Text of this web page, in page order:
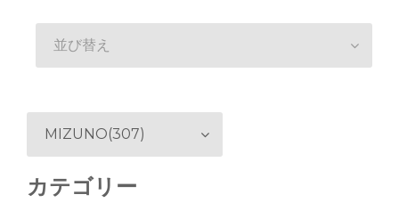
並び替え
MIZUNO(307)
カテゴリー